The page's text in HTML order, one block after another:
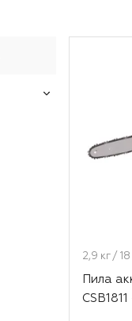
2,9 кг /
Пила